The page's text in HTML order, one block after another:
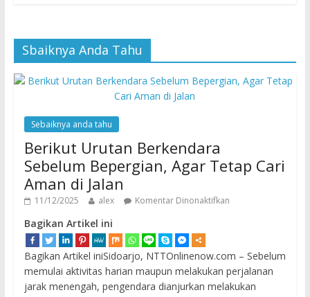
Sbaiknya Anda Tahu
Sebaiknya anda tahu
Berikut Urutan Berkendara
Sebelum Bepergian, Agar Tetap Cari
Aman di Jalan
11/12/2025 alex Komentar Dinonaktifkan
Bagikan Artikel ini
Bagikan Artikel iniSidoarjo, NTTOnlinenow.com – Sebelum
memulai aktivitas harian maupun melakukan perjalanan
jarak menengah, pengendara dianjurkan melakukan